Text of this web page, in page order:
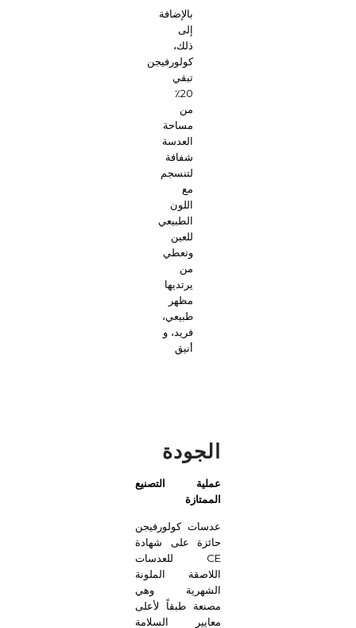
بالإضافة
إلى
ذلك،
كولورفيجن
تبقي
20٪
من
مساحة
العدسة
شفافة
لتنسجم
مع
اللون
الطبيعي
للعين
وتعطي
من
يرتديها
مظهر
طبيعي،
فريد، و
أنيق
الجودة
عملية التصنيع
الممتازة
عدسات كولورفيجن
حائزة على شهادة
CE للعدسات
اللاصقة الملونة
الشهرية وهي
مصنعة طبقاً لأعلى
معايير السلامة